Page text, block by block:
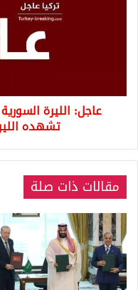
كبير
وإليكم
الأن
عاجل: الليرة
تشهده
مقالات ذات صلة